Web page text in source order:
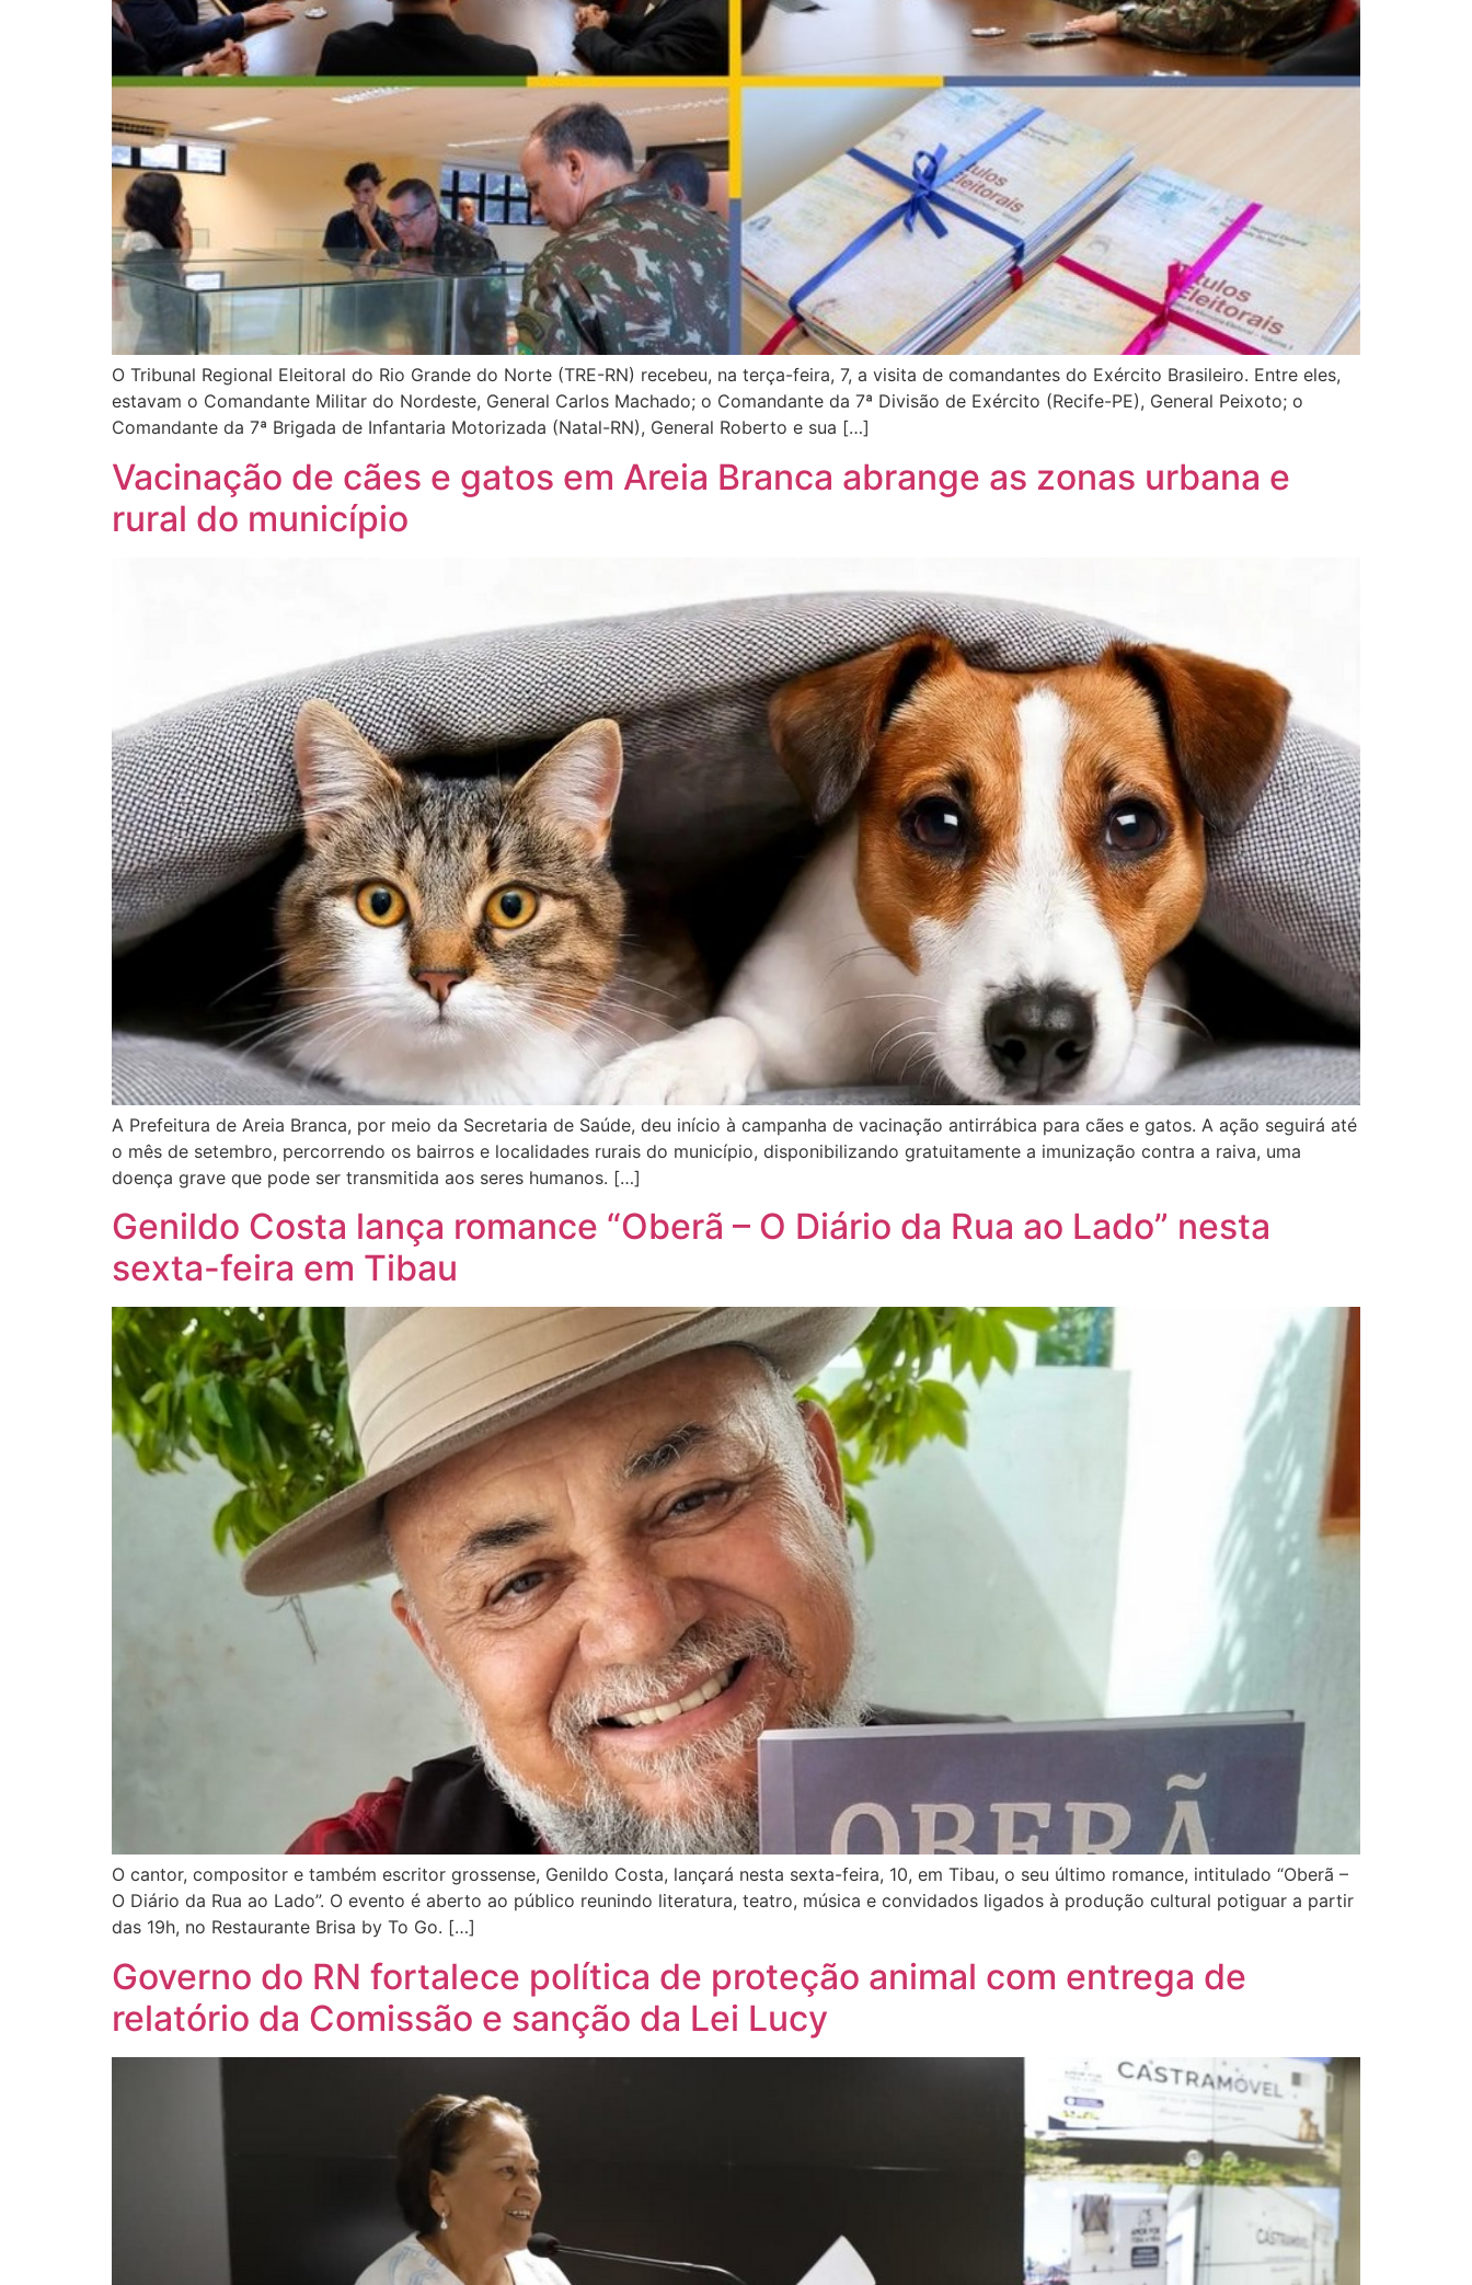
O Tribunal Regional Eleitoral do Rio Grande do Norte (TRE-RN) recebeu, na terça-feira, 7, a visita de comandantes do Exército Brasileiro. Entre eles,
estavam o Comandante Militar do Nordeste, General Carlos Machado; o Comandante da 7ª Divisão de Exército (Recife-PE), General Peixoto; o
Comandante da 7ª Brigada de Infantaria Motorizada (Natal-RN), General Roberto e sua […]
Vacinação de cães e gatos em Areia Branca abrange as zonas urbana e
rural do município
A Prefeitura de Areia Branca, por meio da Secretaria de Saúde, deu início à campanha de vacinação antirrábica para cães e gatos. A ação seguirá até
o mês de setembro, percorrendo os bairros e localidades rurais do município, disponibilizando gratuitamente a imunização contra a raiva, uma
doença grave que pode ser transmitida aos seres humanos. […]
Genildo Costa lança romance “Oberã – O Diário da Rua ao Lado” nesta
sexta-feira em Tibau
O cantor, compositor e também escritor grossense, Genildo Costa, lançará nesta sexta-feira, 10, em Tibau, o seu último romance, intitulado “Oberã –
O Diário da Rua ao Lado”. O evento é aberto ao público reunindo literatura, teatro, música e convidados ligados à produção cultural potiguar a partir
das 19h, no Restaurante Brisa by To Go. […]
Governo do RN fortalece política de proteção animal com entrega de
relatório da Comissão e sanção da Lei Lucy